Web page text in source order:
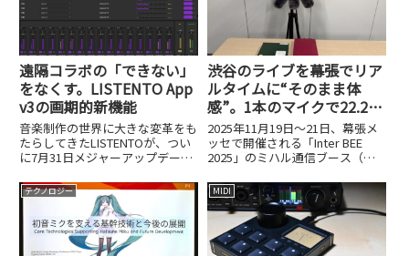
遠隔コラボの「できない」
をなくす。LISTENTO App
v3の画期的新機能
音楽制作の世界に大きな変革をも
たらしてきたLISTENTOが、つい
に7月31日メジャーアップデート
Studiosの一部である
Audiomoversが開発するこの遠
隔コラボレーションツールは、世
界中どこか...
渋谷のライブを幕張でリア
ルタイムに“そのまま体
感”。1本のマイクで22.2ch
を実現するミハル通信の挑
戦【Inter BEE 2025】
2025年11月19日～21日、幕張メ
ッセで開催される「Inter BEE
2025」のミハル通信ブース（ホ
ない音響体験ができます。渋谷の
ライブ会場で演奏される「コアラ
モード.」のライブを、ELL Li...
テクノロジー MIDI